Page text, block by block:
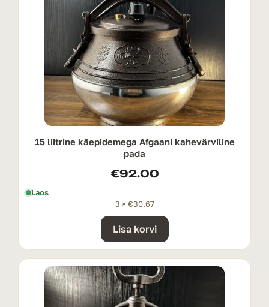
15 liitrine käepidemega Afgaani kahevärviline
pada
€92.00
Laos
3 × €30.67
Lisa korvi